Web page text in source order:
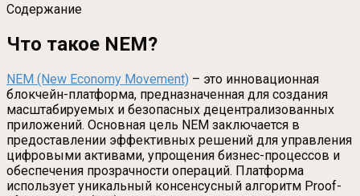
Содержание
Что такое NEM?
NEM (New Economy Movement) – это инновационная
блокчейн-платформа, предназначенная для создания
масштабируемых и безопасных децентрализованных
приложений. Основная цель NEM заключается в
предоставлении эффективных решений для управления
цифровыми активами, упрощения бизнес-процессов и
обеспечения прозрачности операций. Платформа
использует уникальный консенсусный алгоритм Proof-